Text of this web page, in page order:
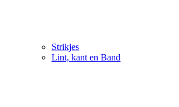
Strikjes
Lint, kant en Band